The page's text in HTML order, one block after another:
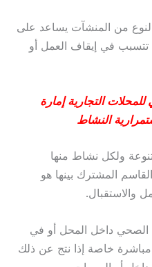
من المنشآت يساعد على
تتسبب في إيقاف العمل أو
التجارية إمارة
النشاط
ولكل نشاط منها
المشترك بينها هو
والاستقبال.
داخل المحل أو في
مباشرة خاصة إذا نتج عن ذلك